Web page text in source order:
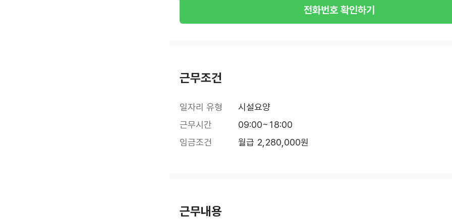
전화번호 확인하기
근무조건
일자리 유형
시설요양
근무시간
09:00~18:00
임금조건
월급 2,280,000원
근무내용